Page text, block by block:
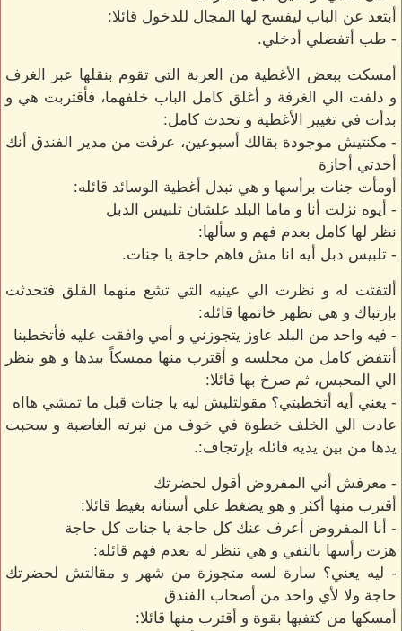
أبتعد عن الباب ليفسح لها المجال للدخول قائلا:
- طب أتفضلي أدخلي.
أمسكت ببعض الأغطية من العربة التي تقوم بنقلها عبر الغرف
و دلفت الي الغرفة و أغلق كامل الباب خلفهما، فأقتربت هي و
بدأت في تغيير الأغطية و تحدث كامل:
- مكنتيش موجودة بقالك أسبوعين، عرفت من مدير الفندق أنك
أخدتي أجازة
أومأت جنات برأسها و هي تبدل أغطية الوسائد قائله:
- أيوه نزلت أنا و ماما البلد علشان تلبيس الدبل
نظر لها كامل بعدم فهم و سألها:
- تلبيس دبل أيه انا مش فاهم حاجة يا جنات.
ألتفتت له و نظرت الي عينيه التي تشع منهما القلق فتحدثت
بإرتباك و هي تظهر خاتمها قائله:
- فيه واحد من البلد عاوز يتجوزني و أمي وافقت عليه فأتخطبنا
أنتفض كامل من مجلسه و أقترب منها ممسكاً بيدها و هو ينظر
الي المحبس، ثم صرخ بها قائلا:
- يعني أيه أتخطبتي؟ مقولتليش ليه يا جنات قبل ما تمشي هااه
عادت الي الخلف خطوة في خوف من نبرته الغاضبة و سحبت
يدها من بين يديه قائله بإرتجاف:.
- معرفش أني المفروض أقول لحضرتك
أقترب منها أكثر و هو يضغط علي أسنانه بغيظ قائلا:
- أنا المفروض أعرف عنك كل حاجة يا جنات كل حاجة
هزت رأسها بالنفي و هي تنظر له بعدم فهم قائله:
- ليه يعني؟ سارة لسه متجوزة من شهر و مقالتش لحضرتك
حاجة ولا لأي واحد من أصحاب الفندق
أمسكها من كتفيها بقوة و أقترب منها قائلا: